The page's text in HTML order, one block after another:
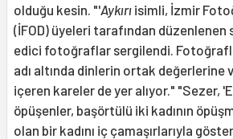
olduğu kesin. "'Aykırı isimli, İzmir
(İFOD) üyeleri tarafından düzenlenen
edici fotoğraflar sergilendi.
adı altında dinlerin ortak değerlerine
içeren kareler de yer alıyor." "Sezer,
öpüşenler, başörtülü iki kadının
olan bir kadını iç çamaşırlarıyla